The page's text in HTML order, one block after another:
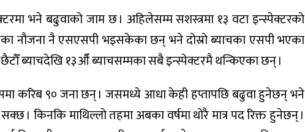
भने बढुवाको जाम छ । अहिलेसम्म सशस्त्रमा १३ वटा इन्स्पेक्टरको
नौजना नै एसएसपी भइसकेका छन् भने दोस्रो ब्याचका एसपी भएका
छैटौँ ब्याचदेखि १३औँ ब्याचसम्मका सबै इन्स्पेक्टरमै थन्किएका छन् ।
करिब ९० जना छन् । जसमध्ये आधा केही हप्तापछि बढुवा हुनेछन् भने
। किनकि माथिल्लो तहमा अबका वर्षमा थोरै मात्र पद रिक्त हुनेछन् ।